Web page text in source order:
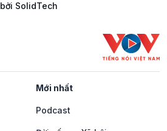
SolidTech
Mới nhất
Podcast